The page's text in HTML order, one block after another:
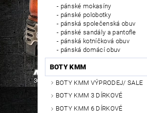
pánské mokasíny
pánské polobotky
pánská společenská obuv
pánské sandály a pantofle
pánská kotníčková obuv
pánská domácí obuv
BOTY KMM
BOTY KMM VÝPRODEJ/ SALE
BOTY KMM 3 DÍRKOVÉ
BOTY KMM 6 DÍRKOVÉ